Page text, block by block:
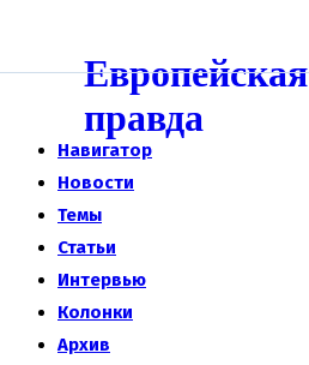
Европейская
правда
Навигатор
Новости
Темы
Статьи
Интервью
Колонки
Архив